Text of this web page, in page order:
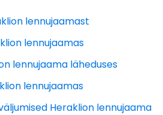
lennujaamast
lennujaamas
lennujaama läheduses
lennujaamas
Heraklion lennujaama